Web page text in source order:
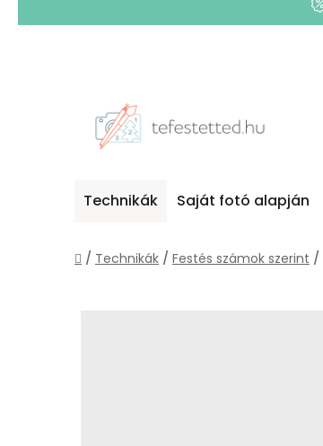
Technikák Saját fotó alapján
Kezdőlap
/ Technikák / Festés számok szerint /